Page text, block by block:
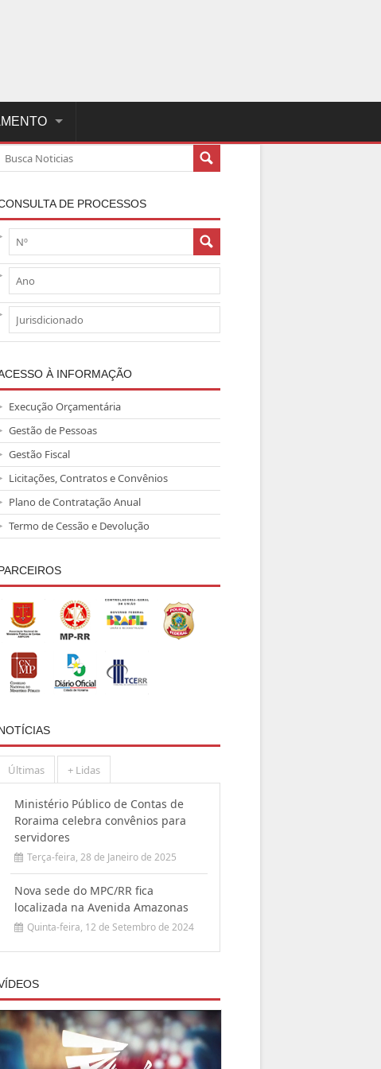
DE PROCESSOS
À INFORMAÇÃO
Execução Orçamentária
Gestão de Pessoas
Gestão Fiscal
Licitações, Contratos e Convênios
Plano de Contratação Anual
Termo de Cessão e Devolução
Últimas + Lidas
Ministério Público de Contas de
Roraima celebra convênios para
servidores
Terça-feira, 28 de Janeiro de 2025
Nova sede do MPC/RR fica
localizada na Avenida Amazonas
Quinta-feira, 12 de Setembro de 2024